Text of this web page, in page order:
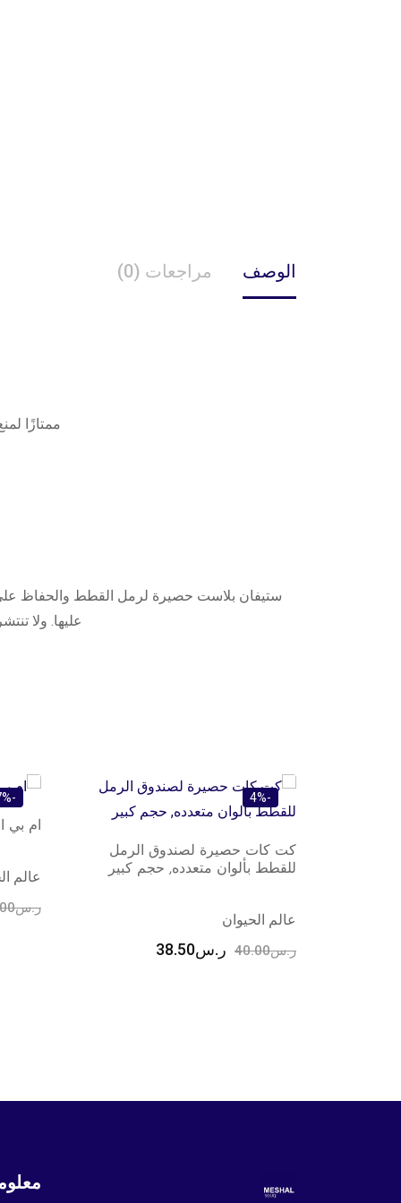
الوصف مراجعات (0)
ممتازًا
ستيفان بلاست حصيرة لرمل القطط والحفاظ على
عليها. ولا
-4%
كت كات حصيرة لصندوق الرمل
للقطط بألوان متعدده, حجم كبير
عالم الحيوان
ر.س40.00 ر.س38.50
-7%
ام
عالم
ر.س